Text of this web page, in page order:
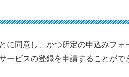
に同意し、かつ所定の申込みフォ
ビスの登録を申請することがで